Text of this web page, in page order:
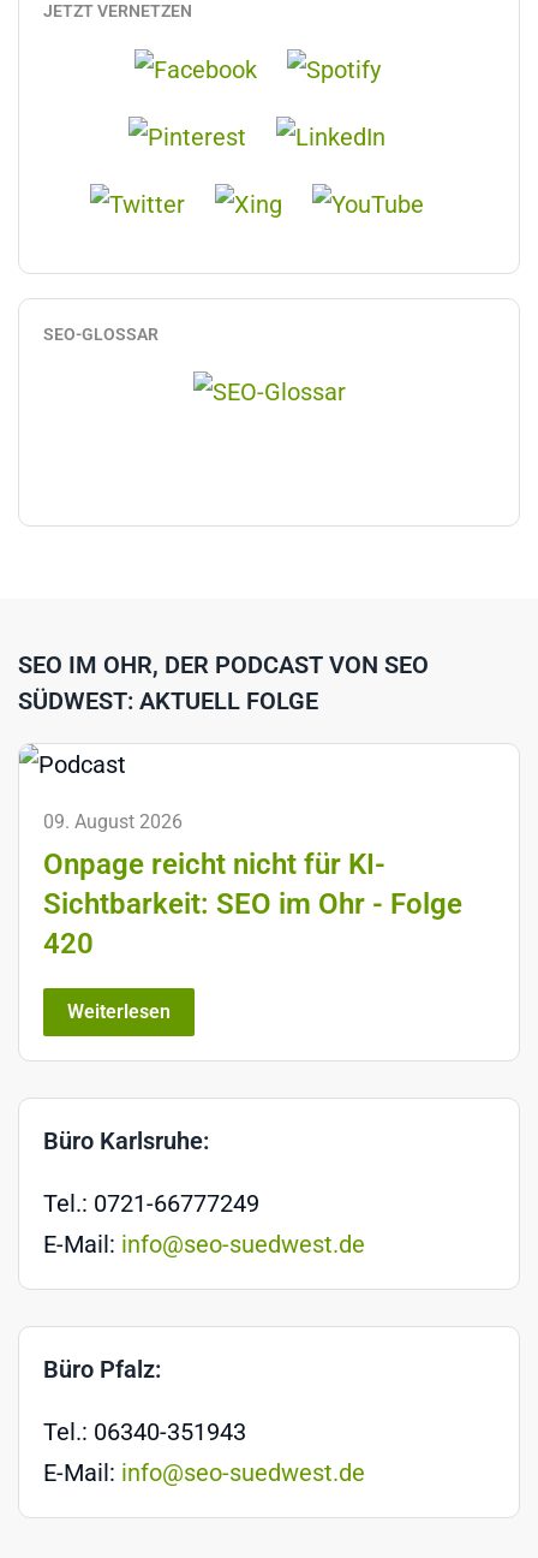
JETZT VERNETZEN
SEO-GLOSSAR
SEO IM OHR, DER PODCAST VON SEO
SÜDWEST: AKTUELL FOLGE
09. August 2026
Onpage reicht nicht für KI-
Sichtbarkeit: SEO im Ohr - Folge
420
Weiterlesen
Büro Karlsruhe:
Tel.: 0721-66777249
E-Mail: info@seo-suedwest.de
Büro Pfalz:
Tel.: 06340-351943
E-Mail: info@seo-suedwest.de